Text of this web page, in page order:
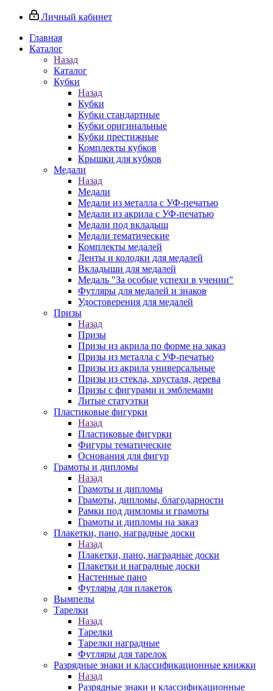
Личный кабинет
Главная
Каталог
Назад
Каталог
Кубки
Назад
Кубки
Кубки стандартные
Кубки оригинальные
Кубки престижные
Комплекты кубков
Крышки для кубков
Медали
Назад
Медали
Медали из металла с УФ-печатью
Медали из акрила с УФ-печатью
Медали под вкладыш
Медали тематические
Комплекты медалей
Ленты и колодки для медалей
Вкладыши для медалей
Медаль "За особые успехи в учении"
Футляры для медалей и знаков
Удостоверения для медалей
Призы
Назад
Призы
Призы из акрила по форме на заказ
Призы из металла с УФ-печатью
Призы из акрила универсальные
Призы из стекла, хрусталя, дерева
Призы с фигурами и эмблемами
Литые статуэтки
Пластиковые фигурки
Назад
Пластиковые фигурки
Фигуры тематические
Основания для фигур
Грамоты и дипломы
Назад
Грамоты и дипломы
Грамоты, дипломы, благодарности
Рамки под димломы и грамоты
Грамоты и дипломы на заказ
Плакетки, пано, наградные доски
Назад
Плакетки, пано, наградные доски
Плакетки и наградные доски
Настенные пано
Футляры для плакеток
Вымпелы
Тарелки
Назад
Тарелки
Тарелки наградные
Футляры для тарелок
Разрядные знаки и классификационные книжки
Назад
Разрядные знаки и классификационные